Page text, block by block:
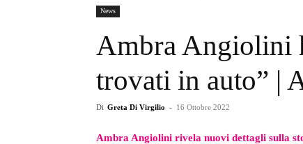
News
Ambra Angiolini
trovati in auto” |
Di Greta Di Virgilio - 16 Ottobre 2022
Ambra Angiolini rivela nuovi dettagli sulla